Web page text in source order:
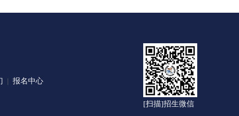
| 报名中心
[扫描]招生微信